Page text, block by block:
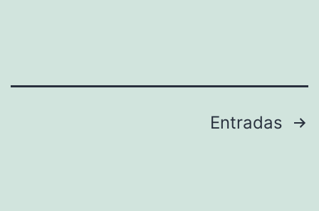
Entradas